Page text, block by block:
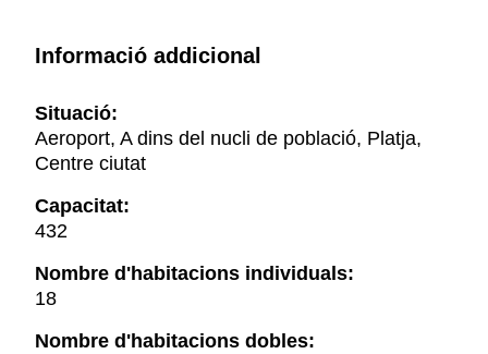
Informació addicional
Situació:
Aeroport, A dins del nucli de població, Platja,
Centre ciutat
Capacitat:
432
Nombre d'habitacions individuals:
18
Nombre d'habitacions dobles: